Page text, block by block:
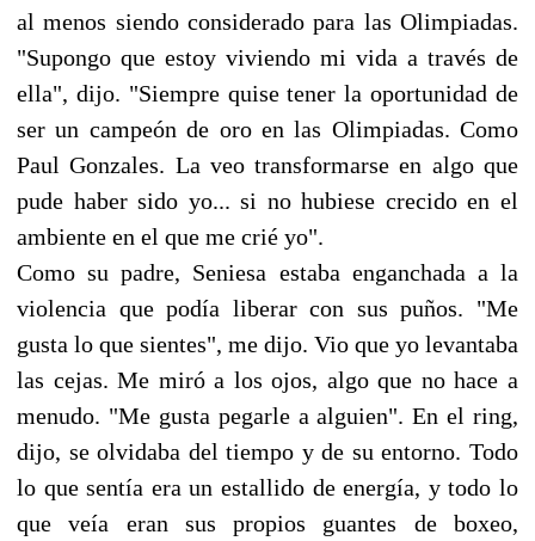
al menos siendo considerado para las Olimpiadas.
"Supongo que estoy viviendo mi vida a través de
ella", dijo. "Siempre quise tener la oportunidad de
ser un campeón de oro en las Olimpiadas. Como
Paul Gonzales. La veo transformarse en algo que
pude haber sido yo... si no hubiese crecido en el
ambiente en el que me crié yo".
Como su padre, Seniesa estaba enganchada a la
violencia que podía liberar con sus puños. "Me
gusta lo que sientes", me dijo. Vio que yo levantaba
las cejas. Me miró a los ojos, algo que no hace a
menudo. "Me gusta pegarle a alguien". En el ring,
dijo, se olvidaba del tiempo y de su entorno. Todo
lo que sentía era un estallido de energía, y todo lo
que veía eran sus propios guantes de boxeo,